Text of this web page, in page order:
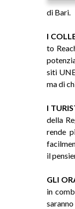
di Bari.
I
to
siti
ma di
I
della
rende
il
GLI
in